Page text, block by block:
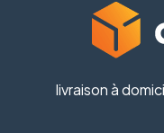
livraison à